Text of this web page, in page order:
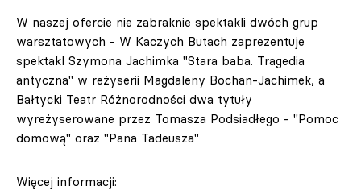
W naszej ofercie nie zabraknie spektakli dwóch grup
warsztatowych - W Kaczych Butach zaprezentuje
spektakl Szymona Jachimka "Stara baba. Tragedia
antyczna" w reżyserii Magdaleny Bochan-Jachimek, a
Bałtycki Teatr Różnorodności dwa tytuły
wyreżyserowane przez Tomasza Podsiadłego - "Pomoc
domową" oraz "Pana Tadeusza"
Więcej informacji: